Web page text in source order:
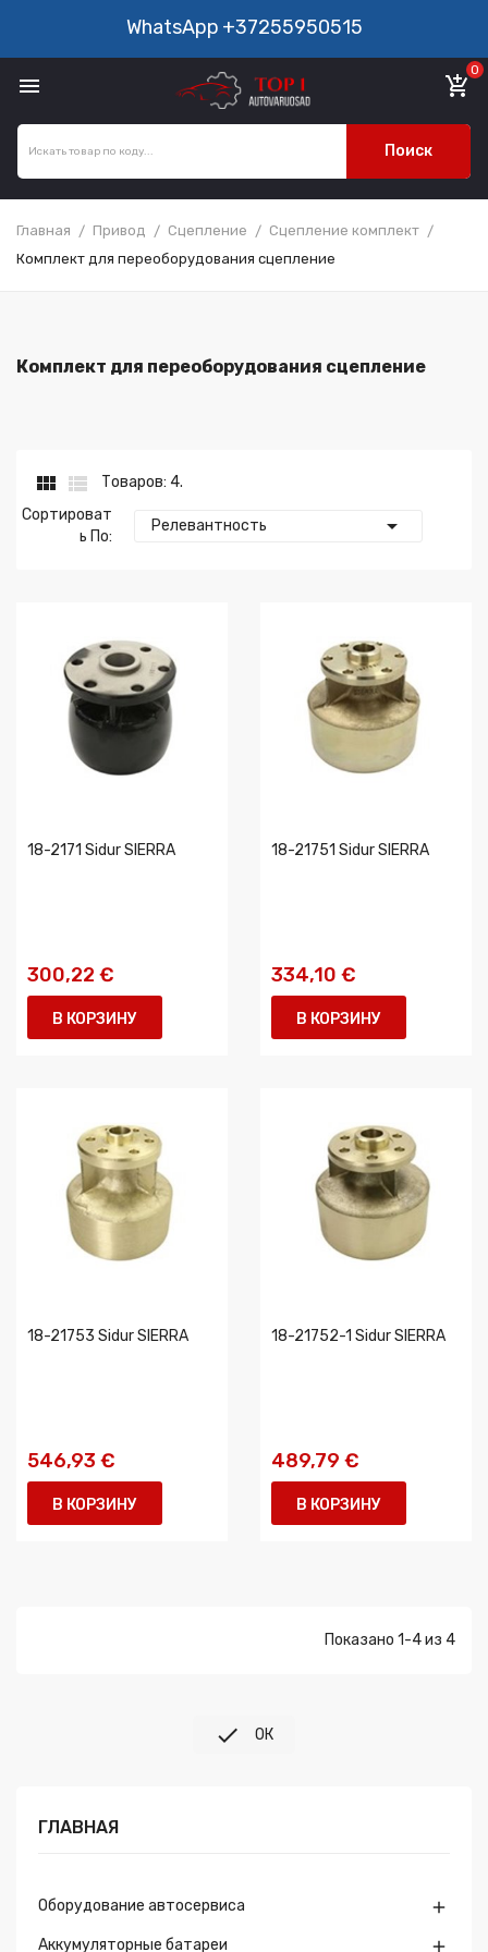
WhatsApp +37255950515
 add_shopping_cart
0
Поиск
Главная Привод Сцепление
Сцепление комплект
Комплект для переоборудования сцепление
Комплект для переоборудования сцепление
 
Товаров: 4.
Сортироват
Ь По:
Релевантность 
18-2171 Sidur SIERRA
300,22 €
В КОРЗИНУ
18-21751 Sidur SIERRA
334,10 €
В КОРЗИНУ
18-21753 Sidur SIERRA
546,93 €
В КОРЗИНУ
18-21752-1 Sidur SIERRA
489,79 €
В КОРЗИНУ
Показано 1-4 из 4
 ОК
ГЛАВНАЯ
Оборудование автосервиса 
Аккумуляторные батареи 